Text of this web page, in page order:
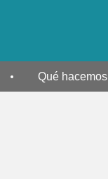
Qué hacemos